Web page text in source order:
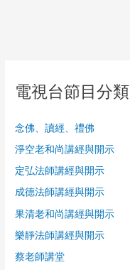
電視台節目分類
念佛、讀經、禮佛
淨空老和尚講經與開示
定弘法師講經與開示
成德法師講經與開示
果清老和尚講經與開示
樂靜法師講經與開示
蔡老師講堂